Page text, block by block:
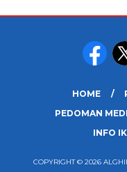
HOME
PEDOMAN
INFO
COPYRIGHT © 2026